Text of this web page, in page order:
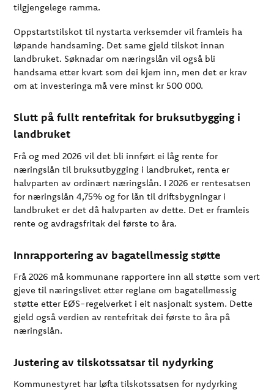
tilgjengelege ramma.
Oppstartstilskot til nystarta verksemder vil framleis ha
løpande handsaming. Det same gjeld tilskot innan
landbruket. Søknadar om næringslån vil også bli
handsama etter kvart som dei kjem inn, men det er krav
om at investeringa må vere minst kr 500 000.
Slutt på fullt rentefritak for bruksutbygging i
landbruket
Frå og med 2026 vil det bli innført ei låg rente for
næringslån til bruksutbygging i landbruket, renta er
halvparten av ordinært næringslån. I 2026 er rentesatsen
for næringslån 4,75% og for lån til driftsbygningar i
landbruket er det då halvparten av dette. Det er framleis
rente og avdragsfritak dei første to åra.
Innrapportering av bagatellmessig støtte
Frå 2026 må kommunane rapportere inn all støtte som vert
gjeve til næringslivet etter reglane om bagatellmessig
støtte etter EØS-regelverket i eit nasjonalt system. Dette
gjeld også verdien av rentefritak dei første to åra på
næringslån.
Justering av tilskotssatsar til nydyrking
Kommunestyret har løfta tilskotssatsen for nydyrking